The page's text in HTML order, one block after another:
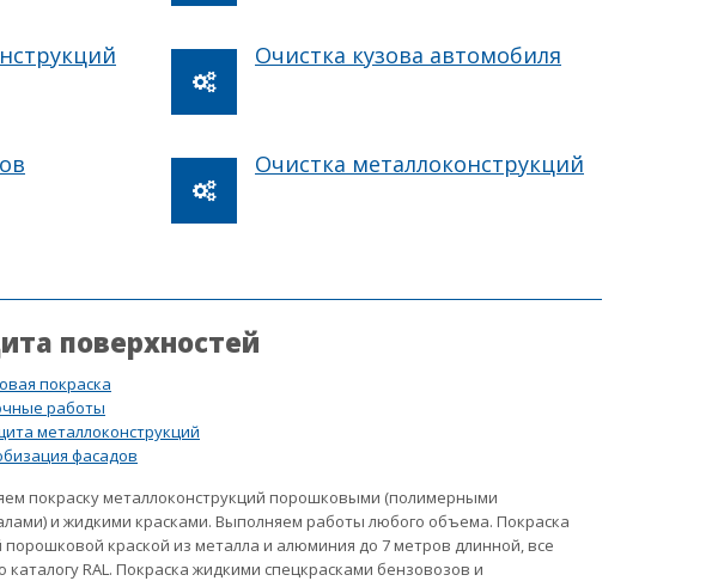
Очистка кузова автомобиля
Очистка металлоконструкций
поверхностей
покраска
работы
металлоконструкций
фасадов
покраску металлоконструкций порошковыми (полимерными
и жидкими красками. Выполняем работы любого объема. Покраска
порошковой краской из металла и алюминия до 7 метров длинной, все
каталогу RAL. Покраска жидкими спецкрасками бензовозов и